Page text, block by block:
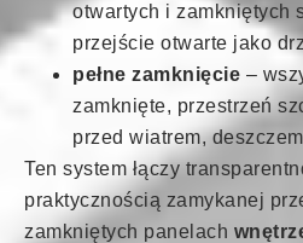
otwartych i zamkniętych
przejście otwarte jako
pełne zamknięcie –
zamknięte, przestrzeń
przed wiatrem,
Ten system łączy
praktycznością zamykanej
zamkniętych panelach